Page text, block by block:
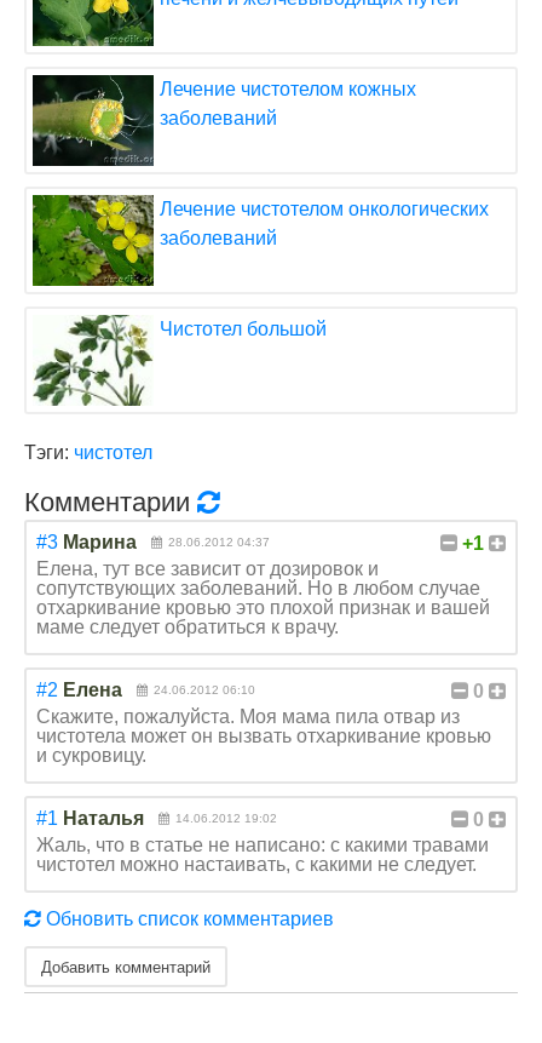
Лечение чистотелом кожных
заболеваний
Лечение чистотелом онкологических
заболеваний
Чистотел большой
Тэги: чистотел
Комментарии
+1
#3 Марина 28.06.2012 04:37
Елена, тут все зависит от дозировок и
сопутствующих заболеваний. Но в любом случае
отхаркивание кровью это плохой признак и вашей
маме следует обратиться к врачу.
0
#2 Елена 24.06.2012 06:10
Скажите, пожалуйста. Моя мама пила отвар из
чистотела может он вызвать отхаркивание кровью
и сукровицу.
0
#1 Наталья 14.06.2012 19:02
Жаль, что в статье не написано: с какими травами
чистотел можно настаивать, с какими не следует.
Обновить список комментариев
Добавить комментарий